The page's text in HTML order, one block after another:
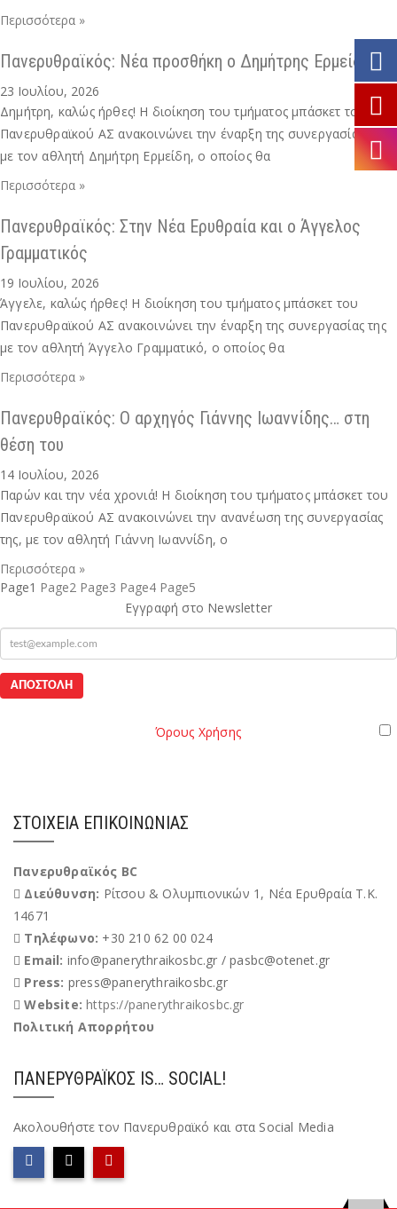
Περισσότερα »
Πανερυθραϊκός: Νέα προσθήκη ο Δημήτρης Ερμείδης
23 Ιουλίου, 2026
Δημήτρη, καλώς ήρθες! Η διοίκηση του τμήματος μπάσκετ του
Πανερυθραϊκού ΑΣ ανακοινώνει την έναρξη της συνεργασίας της
με τον αθλητή Δημήτρη Ερμείδη, ο οποίος θα
Περισσότερα »
Πανερυθραϊκός: Στην Νέα Ερυθραία και ο Άγγελος
Γραμματικός
19 Ιουλίου, 2026
Άγγελε, καλώς ήρθες! Η διοίκηση του τμήματος μπάσκετ του
Πανερυθραϊκού ΑΣ ανακοινώνει την έναρξη της συνεργασίας της
με τον αθλητή Άγγελο Γραμματικό, ο οποίος θα
Περισσότερα »
Πανερυθραϊκός: Ο αρχηγός Γιάννης Ιωαννίδης… στη
θέση του
14 Ιουλίου, 2026
Παρών και την νέα χρονιά! Η διοίκηση του τμήματος μπάσκετ του
Πανερυθραϊκού ΑΣ ανακοινώνει την ανανέωση της συνεργασίας
της, με τον αθλητή Γιάννη Ιωαννίδη, ο
Περισσότερα »
Page1 Page2 Page3 Page4 Page5
Εγγραφή στο Newsletter
mail
Όρους Χρήσης
ΣΤΟΙΧΕΊΑ ΕΠΙΚΟΙΝΩΝΊΑΣ
Πανερυθραϊκός BC
Διεύθυνση: Ρίτσου & Ολυμπιονικών 1, Νέα Ερυθραία Τ.Κ.
14671
Τηλέφωνο: +30 210 62 00 024
Email: info@panerythraikosbc.gr / pasbc@otenet.gr
Press: press@panerythraikosbc.gr
Website:https://panerythraikosbc.gr
Πολιτική Απορρήτου
ΠΑΝΕΡΥΘΡΑΪΚΌΣ IS… SOCIAL!
Ακολουθήστε τον Πανερυθραϊκό και στα Social Media